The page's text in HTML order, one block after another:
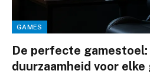
GAMES
De perfecte
duurzaamheid voor elke